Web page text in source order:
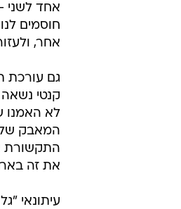
אחד לשני
חוסמים
אחר,
גם עורכת
קנטי
לא האמנו
המאבק של
התקשורת
את זה